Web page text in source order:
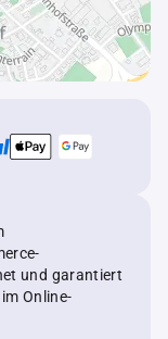
und garantiert
Online-